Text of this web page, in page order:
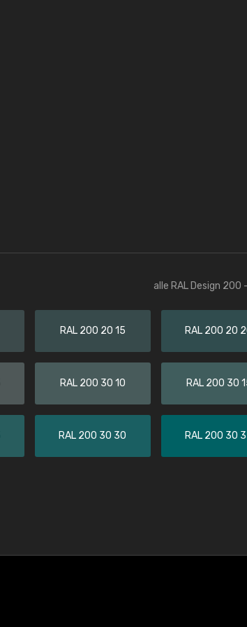
alle RAL Design 200
RAL 200 20 15 RAL 200 20
RAL 200 30 10 RAL 200 30
RAL 200 30 30 RAL 200 30